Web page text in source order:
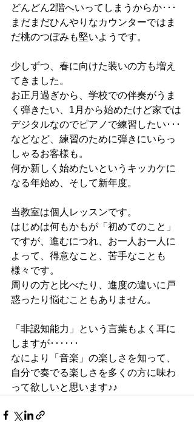
どんどん2階へいってしまうからか･･･
まだまだひんやりなカウンターではま
だ桃のつぼみも堅いようです。
少しずつ、春に向けた装いの方も増え
てきました。
お正月過ぎから、学校での伴奏がうま
く弾きたい、1月から始めたけど家では
デジタルなのでピアノで練習したい･･･
などなど、練習のために弾きにいらっ
しゃるお客様も。
何か新しく始めたいというキッカケに
なる年始め、そして新年度。
当教室は個人レッスンです。
はじめは何もかもが「初めてのこと」
ですが、進むにつれ、お一人お一人に
よって、得意なこと、苦手なことも
様々です。
周りの方と比べたり、進度の違いに戸
惑ったり悩むこともありません。
「非認知能力」という言葉もよく耳に
しますが･･････
なにより「音楽」の楽しさを知って、
自分で奏でる楽しさを多くの方に味わ
って欲しいと思います♪♪